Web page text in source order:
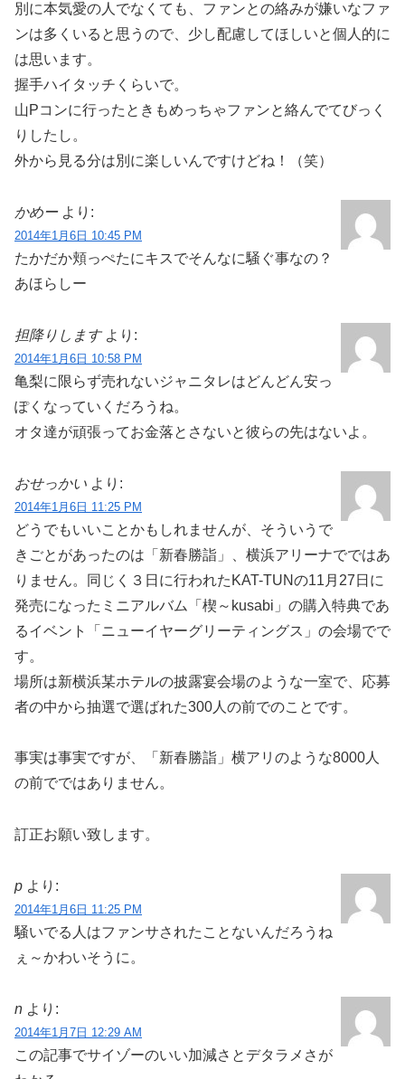
別に本気愛の人でなくても、ファンとの絡みが嫌いなファ
ンは多くいると思うので、少し配慮してほしいと個人的に
は思います。
握手ハイタッチくらいで。
山Pコンに行ったときもめっちゃファンと絡んでてびっく
りしたし。
外から見る分は別に楽しいんですけどね！（笑）
かめー より:
2014年1月6日 10:45 PM
たかだか頬っぺたにキスでそんなに騒ぐ事なの？
あほらしー
担降りします より:
2014年1月6日 10:58 PM
亀梨に限らず売れないジャニタレはどんどん安っ
ぽくなっていくだろうね。
オタ達が頑張ってお金落とさないと彼らの先はないよ。
おせっかい より:
2014年1月6日 11:25 PM
どうでもいいことかもしれませんが、そういうで
きごとがあったのは「新春勝詣」、横浜アリーナでではあ
りません。同じく３日に行われたKAT-TUNの11月27日に
発売になったミニアルバム「楔～kusabi」の購入特典であ
るイベント「ニューイヤーグリーティングス」の会場でで
す。
場所は新横浜某ホテルの披露宴会場のような一室で、応募
者の中から抽選で選ばれた300人の前でのことです。
事実は事実ですが、「新春勝詣」横アリのような8000人
の前でではありません。
訂正お願い致します。
p より:
2014年1月6日 11:25 PM
騒いでる人はファンサされたことないんだろうね
ぇ～かわいそうに。
n より:
2014年1月7日 12:29 AM
この記事でサイゾーのいい加減さとデタラメさが